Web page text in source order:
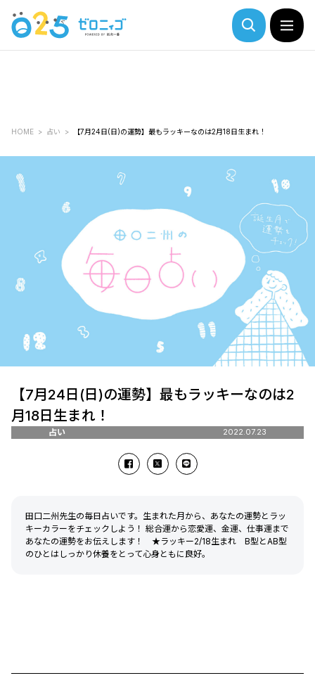
HOME 占い 【7月24日(日)の運勢】最もラッキーなのは2月18日生まれ！
【7月24日(日)の運勢】最もラッキーなのは2
月18日生まれ！
占い 2022.07.23
田口二州先生の毎日占いです。生まれた月から、あなたの運勢とラッ
キーカラーをチェックしよう！ 総合運から恋愛運、金運、仕事運まで
あなたの運勢をお伝えします！ ★ラッキー2/18生まれ B型とAB型
のひとはしっかり休養をとって心身ともに良好。